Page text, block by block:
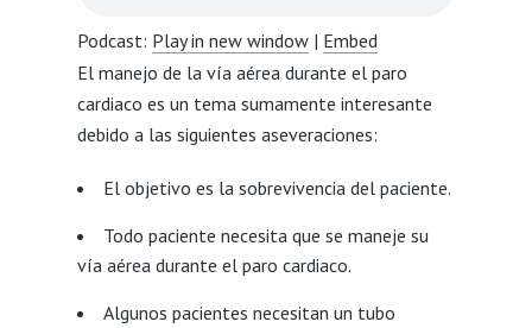
Podcast: Play in new window| Embed
El manejo de la vía aérea durante el paro
cardiaco es un tema sumamente interesante
debido a las siguientes aseveraciones:
El objetivo es la sobrevivencia del paciente.
Todo paciente necesita que se maneje su
vía aérea durante el paro cardiaco.
Algunos pacientes necesitan un tubo